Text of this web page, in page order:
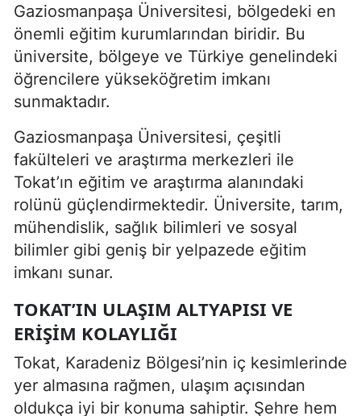
Gaziosmanpaşa Üniversitesi, bölgedeki en
önemli eğitim kurumlarından biridir. Bu
üniversite, bölgeye ve Türkiye genelindeki
öğrencilere yükseköğretim imkanı
sunmaktadır.
Gaziosmanpaşa Üniversitesi, çeşitli
fakülteleri ve araştırma merkezleri ile
Tokat’ın eğitim ve araştırma alanındaki
rolünü güçlendirmektedir. Üniversite, tarım,
mühendislik, sağlık bilimleri ve sosyal
bilimler gibi geniş bir yelpazede eğitim
imkanı sunar.
TOKAT’IN ULAŞIM ALTYAPISI VE
ERIŞIM KOLAYLIĞI
Tokat, Karadeniz Bölgesi’nin iç kesimlerinde
yer almasına rağmen, ulaşım açısından
oldukça iyi bir konuma sahiptir. Şehre hem